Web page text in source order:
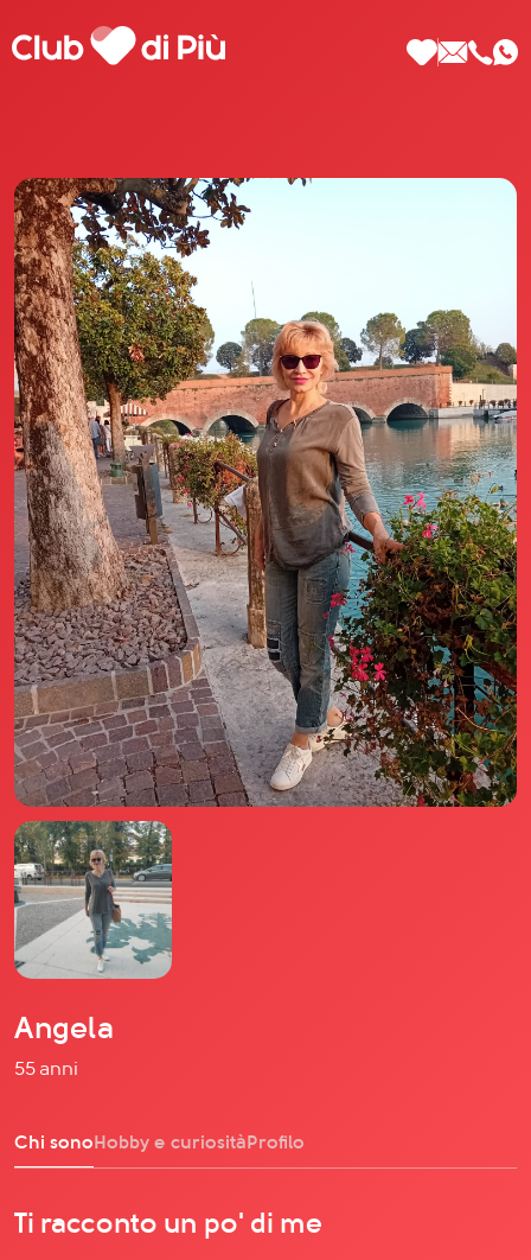
Scopri Club di Più
Le testimonianze Club di Più
La fondatrice Valeria Pilla
Annunci Donne
Agenzia matrimoniale Club di Più
Love Notebook
Il libro Donna di Cuori
Quanto costa Club di Più
Love Academy
Domande Frequenti
Impegno Sociale
Le nostre sedi
Facebook
YouTube
Instagram
TikTok
Angela
55 anni
Chi sonoHobby e curiositàProfilo
Ti racconto un po' di me